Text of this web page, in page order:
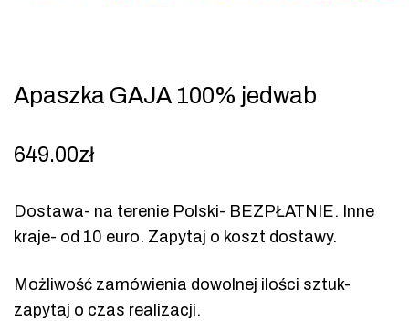
Apaszka GAJA 100% jedwab
649.00zł
Dostawa- na terenie Polski- BEZPŁATNIE. Inne
kraje- od 10 euro. Zapytaj o koszt dostawy.
Możliwość zamówienia dowolnej ilości sztuk-
zapytaj o czas realizacji.